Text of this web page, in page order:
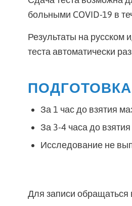
больными COVID-19 в
Результаты на русском
теста автоматически
За 1 час до взятия
За 3-4 часа до
Исследование не
Для записи обращаться